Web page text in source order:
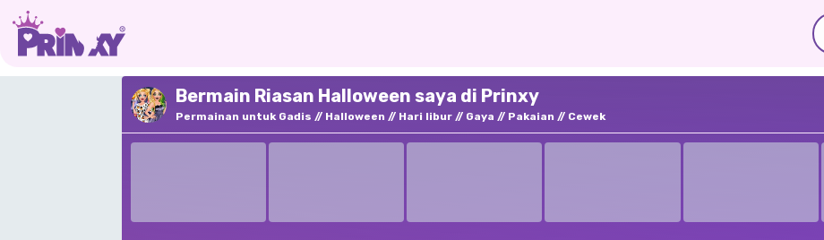
Bermain Riasan Halloween saya di Prinxy
Permainan untuk Gadis Halloween Hari libur Gaya Pakaian Cewek